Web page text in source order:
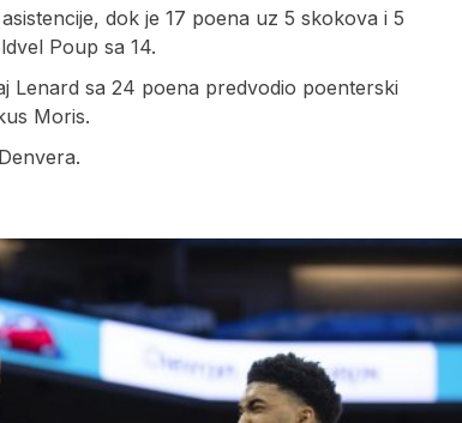
dok je 17 poena uz 5 skokova i 5
Poup sa 14.
Lenard sa 24 poena predvodio poenterski
Moris.